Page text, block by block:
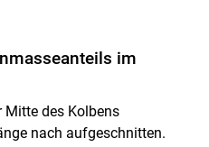
im
Mitte des Kolbens
nach aufgeschnitten.